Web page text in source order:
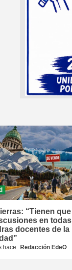
“Tienen que
en todas
docentes de la
hace Redacción EdeO